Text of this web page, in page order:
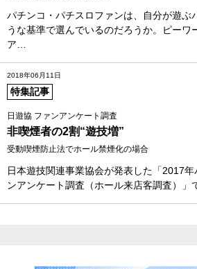
パチンコ・パチスロファンは、自分が遊ぶ
うな基準で選んでいるのだろうか。ピーワ
ア…
2018年06月11日
特集記事
日遊協 ファンアンケート調査
非喫煙者の2割“遊技増”
受動喫煙防止法でホール禁煙化の場合
日本遊技関連事業協会が発表した「2017
ンアンケート調査（ホール来店客調査）」